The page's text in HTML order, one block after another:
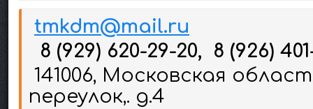
tmkdm@mail.ru
8 (929) 620-29-20, 8 (926)
141006, Московская
переулок,. д.4